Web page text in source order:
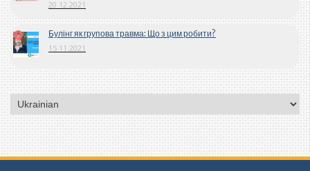
20.12.2021
Булінг як групова травма: Що з цим робити?
15.11.2021
Вибрати
мову